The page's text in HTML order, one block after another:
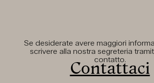
Se desiderate avere maggiori
scrivere alla nostra segreteria
contatto.
Contattaci